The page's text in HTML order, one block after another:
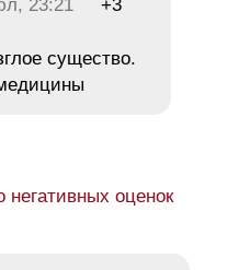
23:21
+3
существо.
оценок